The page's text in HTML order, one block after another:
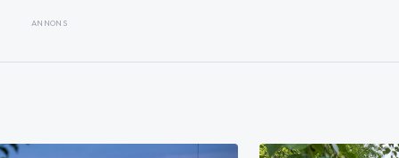
ANNONS